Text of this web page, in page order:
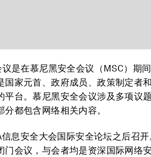
是在慕尼黑安全会议（MSC）期
国家元首、政府成员、政策制定者
平台。慕尼黑安全会议涉及多项议
都包含网络相关内容。
息安全大会国际安全论坛之后召
门会议，与会者均是资深国际网络